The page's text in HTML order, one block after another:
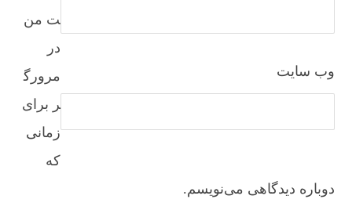
وب‌ سایت
ت من
در
مرورگ
ر برای
زمانی
که
دوباره دیدگاهی می‌نویسم.